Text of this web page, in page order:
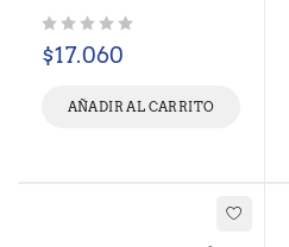
$17.060
AÑADIR AL CARRITO